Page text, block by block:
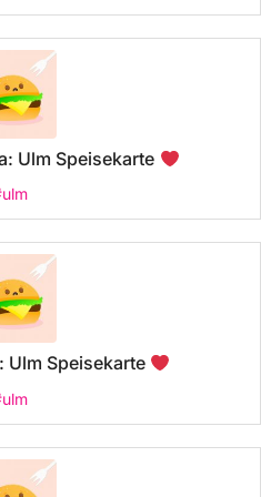
Ulm Speisekarte
Ulm Speisekarte